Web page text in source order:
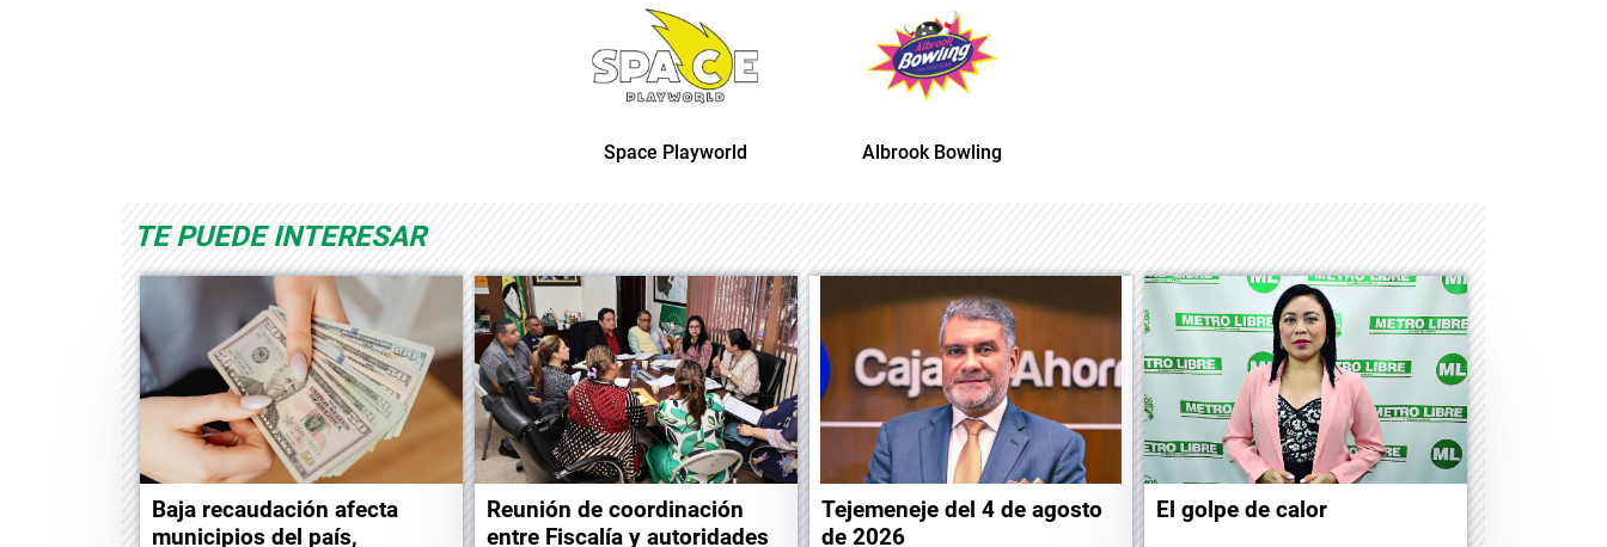
Space Playworld Albrook Bowling
TE PUEDE INTERESAR
Baja recaudación afecta
municipios del país,
Reunión de coordinación
entre Fiscalía y autoridades
Tejemeneje del 4 de agosto
de 2026
El golpe de calor